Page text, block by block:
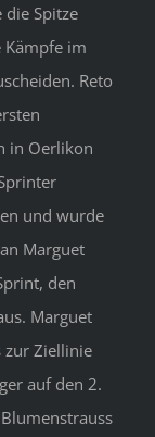
die Spitze
Kämpfe im
Reto
in Oerlikon
und wurde
Marguet
den
Marguet
zur Ziellinie
auf den 2.